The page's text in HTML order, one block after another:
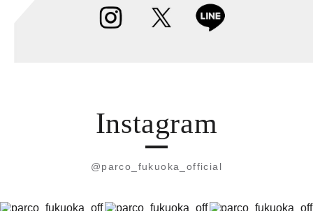
Instagram
@parco_fukuoka_official